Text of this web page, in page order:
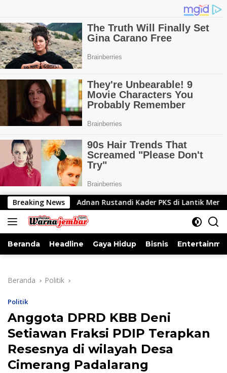
Langsung
ke
konten
Breaking News
Rustandi Kader PKS di Lantik Menjadi Anggota DPRD
Beranda Headline Gaya Hidup Bisnis
Beranda Politik
Politik
Anggota DPRD KBB Deni
Setiawan Fraksi PDIP Terapkan
Resesnya di wilayah Desa
Cimerang Padalarang